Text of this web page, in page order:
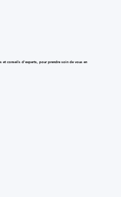
et conseils d'experts, pour prendre soin de vous en